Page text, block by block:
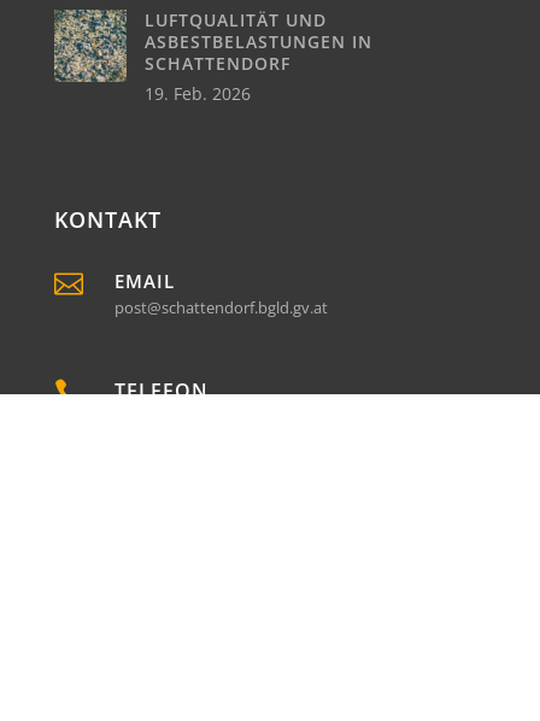
LUFTQUALITÄT UND
ASBESTBELASTUNGEN IN
SCHATTENDORF
19. Feb. 2026
KONTAKT
 EMAIL
post@schattendorf.bgld.gv.at
 TELEFON